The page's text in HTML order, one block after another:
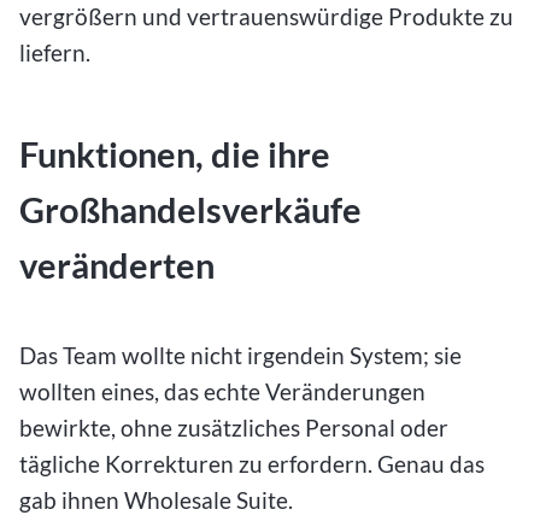
vergrößern und vertrauenswürdige Produkte zu
liefern.
Funktionen, die ihre
Großhandelsverkäufe
veränderten
Das Team wollte nicht irgendein System; sie
wollten eines, das echte Veränderungen
bewirkte, ohne zusätzliches Personal oder
tägliche Korrekturen zu erfordern. Genau das
gab ihnen Wholesale Suite.